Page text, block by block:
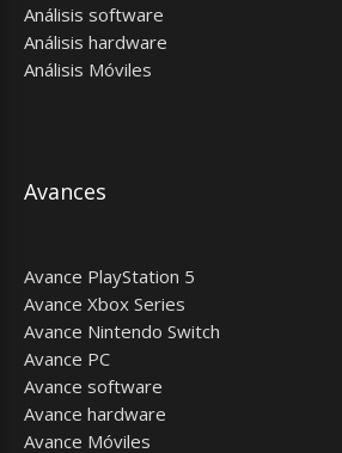
Análisis software
Análisis hardware
Análisis Móviles
Avances
Avance PlayStation 5
Avance Xbox Series
Avance Nintendo Switch
Avance PC
Avance software
Avance hardware
Avance Móviles